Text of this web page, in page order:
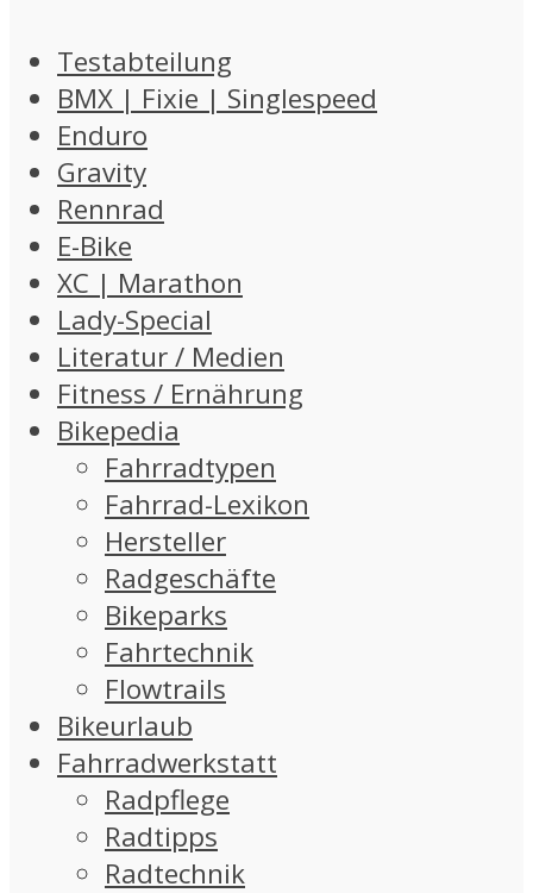
Testabteilung
BMX | Fixie | Singlespeed
Enduro
Gravity
Rennrad
E-Bike
XC | Marathon
Lady-Special
Literatur / Medien
Fitness / Ernährung
Bikepedia
Fahrradtypen
Fahrrad-Lexikon
Hersteller
Radgeschäfte
Bikeparks
Fahrtechnik
Flowtrails
Bikeurlaub
Fahrradwerkstatt
Radpflege
Radtipps
Radtechnik